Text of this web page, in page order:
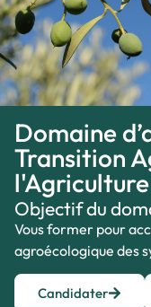
Domaine
Transition
Objectif du
Vousformer pour
agroécologique des
Candidater